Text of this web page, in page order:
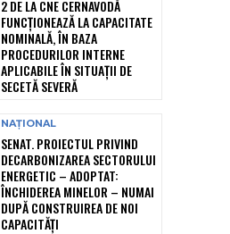
2 DE LA CNE CERNAVODĂ
FUNCȚIONEAZĂ LA CAPACITATE
NOMINALĂ, ÎN BAZA
PROCEDURILOR INTERNE
APLICABILE ÎN SITUAȚII DE
SECETĂ SEVERĂ
NAȚIONAL
SENAT. PROIECTUL PRIVIND
DECARBONIZAREA SECTORULUI
ENERGETIC – ADOPTAT:
ÎNCHIDEREA MINELOR – NUMAI
DUPĂ CONSTRUIREA DE NOI
CAPACITĂȚI